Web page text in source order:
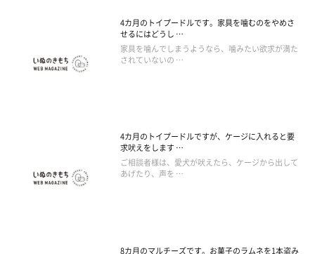
4カ月のトイプードルです。家具を噛むのをやめさ
せるにはどうし …
家具を噛んでしまうようなら、噛みたい欲求が満た
されていないの …
4カ月のトイプードルですが、ケージに入れると要
求吠えをします …
ご相談者様は、愛犬が吠えたら、ケージから出して
あげたり、声を …
8カ月のマルチーズです。お菓子のラムネを1本盗み